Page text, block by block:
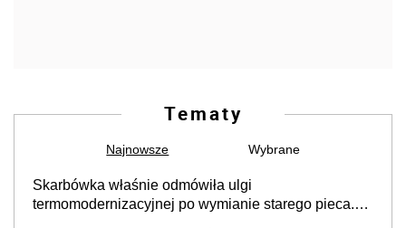
Tematy
Najnowsze Wybrane
Skarbówka właśnie odmówiła ulgi
termomodernizacyjnej po wymianie starego pieca.